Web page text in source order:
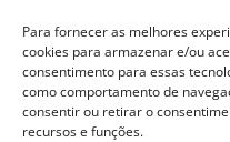
Para fornecer as melhores
cookies para armazenar e/ou
consentimento para essas
como comportamento de
consentir ou retirar o
recursos e funções.
Guarani - CEP:
E-mail:
Website: